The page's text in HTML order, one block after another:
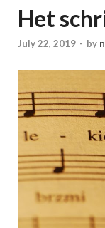
Het
July 22, 2019 - by